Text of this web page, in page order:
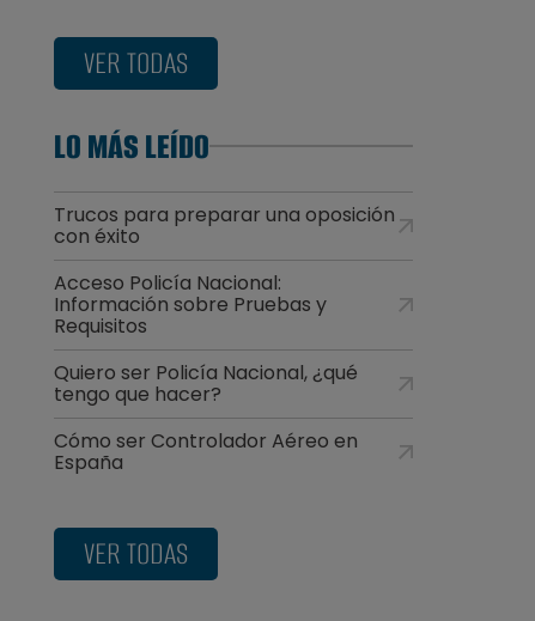
VER TODAS
LO MÁS LEÍDO
Trucos para preparar una oposición
con éxito
Acceso Policía Nacional:
Información sobre Pruebas y
Requisitos
Quiero ser Policía Nacional, ¿qué
tengo que hacer?
Cómo ser Controlador Aéreo en
España
VER TODAS